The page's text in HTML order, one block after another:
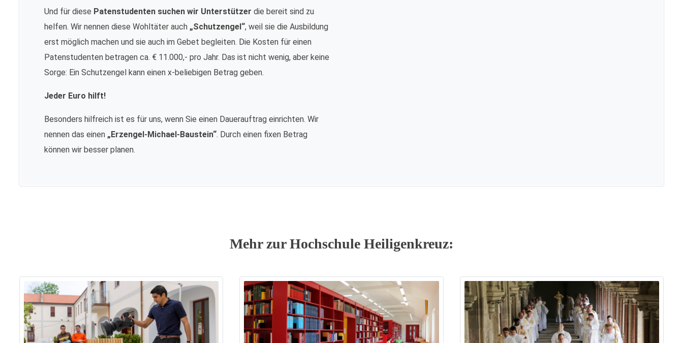
Und für diese Patenstudenten suchen wir Unterstützer die bereit sind zu
helfen. Wir nennen diese Wohltäter auch „Schutzengel“, weil sie die Ausbildung
erst möglich machen und sie auch im Gebet begleiten. Die Kosten für einen
Patenstudenten betragen ca. € 11.000,- pro Jahr. Das ist nicht wenig, aber keine
Sorge: Ein Schutzengel kann einen x-beliebigen Betrag geben.
Jeder Euro hilft!
Besonders hilfreich ist es für uns, wenn Sie einen Dauerauftrag einrichten. Wir
nennen das einen „Erzengel-Michael-Baustein“. Durch einen fixen Betrag
können wir besser planen.
Mehr zur Hochschule Heiligenkreuz: